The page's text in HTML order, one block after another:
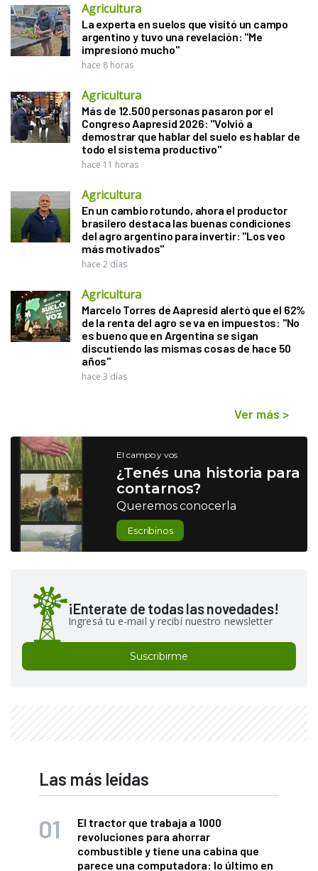
Agricultura
La experta en suelos que visitó un campo
argentino y tuvo una revelación: "Me
impresionó mucho"
hace 8 horas
Agricultura
Más de 12.500 personas pasaron por el
Congreso Aapresid 2026: "Volvió a
demostrar que hablar del suelo es hablar de
todo el sistema productivo"
hace 11 horas
Agricultura
En un cambio rotundo, ahora el productor
brasilero destaca las buenas condiciones
del agro argentino para invertir: "Los veo
más motivados"
hace 2 días
Agricultura
Marcelo Torres de Aapresid alertó que el 62%
de la renta del agro se va en impuestos: "No
es bueno que en Argentina se sigan
discutiendo las mismas cosas de hace 50
años"
hace 3 días
Ver más >
El campo y vos
¿Tenés una historia para
contarnos?
Queremos conocerla
Escribinos
¡Enterate de todas las novedades!
Ingresá tu e-mail y recibí nuestro newsletter
Suscribirme
Las más leídas
El tractor que trabaja a 1000
revoluciones para ahorrar
combustible y tiene una cabina que
parece una computadora: lo último en